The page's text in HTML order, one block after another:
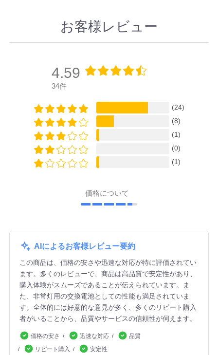
お客様レビュー
4.59
34件
(24)
(8)
(1)
(0)
(1)
価格について
AIによるお客様レビュー要約
この商品は、価格の安さや迅速な対応が特に評価されてい
ます。多くのレビューで、商品は高品質で安定性があり、
購入体験がスムーズであることが伝えられています。ま
た、非常灯用の交換電池としての性能も満足されていま
す。全体的には好意的な意見が多く、多くのリピート購入
者がいることから、品質やサービスの信頼性が伺えます。
価格の安さ 迅速な対応
品質
リピート購入
安定性